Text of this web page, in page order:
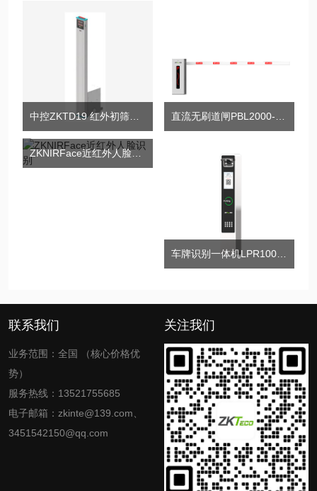
ZKNIRFace近红外人脸识别
联系我们
业务范围：全国 （核心价格优
势）
服务热线：13521755685
电子邮箱：zkinte@139.com、
3451542150@qq.com
关注我们